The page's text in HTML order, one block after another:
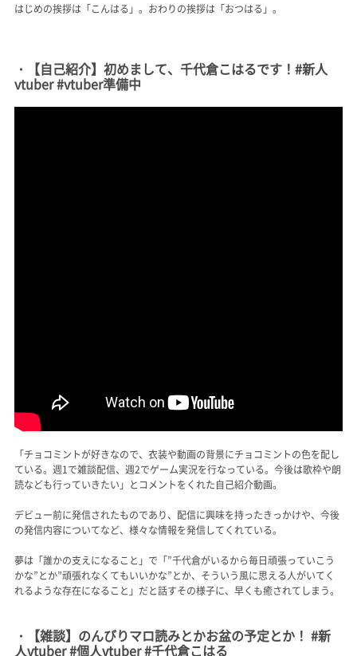
はじめの挨拶は「こんはる」。おわりの挨拶は「おつはる」。
・【自己紹介】初めまして、千代倉こはるです！#新人
vtuber #vtuber準備中
「チョコミントが好きなので、衣装や動画の背景にチョコミントの色を配し
ている。週1で雑談配信、週2でゲーム実況を行なっている。今後は歌枠や朗
読なども行っていきたい」とコメントをくれた自己紹介動画。
デビュー前に発信されたものであり、配信に興味を持ったきっかけや、今後
の発信内容についてなど、様々な情報を発信してくれている。
夢は「誰かの支えになること」で「”千代倉がいるから毎日頑張っていこう
かな”とか”頑張れなくてもいいかな”とか、そういう風に思える人がいてく
れるような存在になること」だと話すその様子に、早くも癒されてしまう。
・【雑談】のんびりマロ読みとかお盆の予定とか！ #新
人vtuber #個人vtuber #千代倉こはる